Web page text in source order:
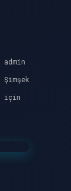
admin
Şimşek
için